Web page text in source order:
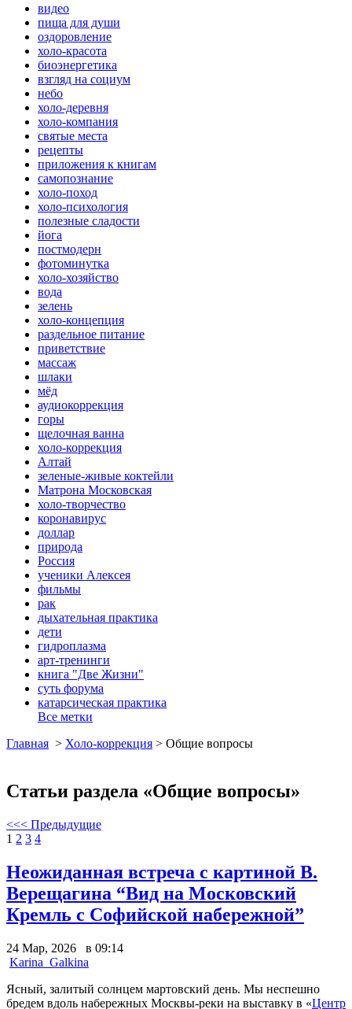
видео
пища для души
оздоровление
холо-красота
биоэнергетика
взгляд на социум
небо
холо-деревня
холо-компания
святые места
рецепты
приложения к книгам
самопознание
холо-поход
холо-психология
полезные сладости
йога
постмодерн
фотоминутка
холо-хозяйство
вода
зелень
холо-концепция
раздельное питание
приветствие
массаж
шлаки
мёд
аудиокоррекция
горы
щелочная ванна
холо-коррекция
Алтай
зеленые-живые коктейли
Матрона Московская
холо-творчество
коронавирус
доллар
природа
Россия
ученики Алексея
фильмы
рак
дыхательная практика
дети
гидроплазма
арт-тренинги
книга "Две Жизни"
суть форума
катарсическая практика
Все метки
Главная > Холо-коррекция > Общие вопросы
Статьи раздела «Общие вопросы»
<<< Предыдущие
1 2 3 4
Неожиданная встреча с картиной В.
Верещагина “Вид на Московский
Кремль с Софийской набережной”
24 Мар, 2026 в 09:14
Karina_Galkina
Ясный, залитый солнцем мартовский день. Мы неспешно
бредем вдоль набережных Москвы-реки на выставку в «Центр